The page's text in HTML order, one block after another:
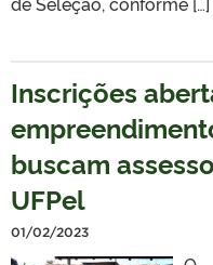
Inscrições
buscam
UFPel
01/02/2023